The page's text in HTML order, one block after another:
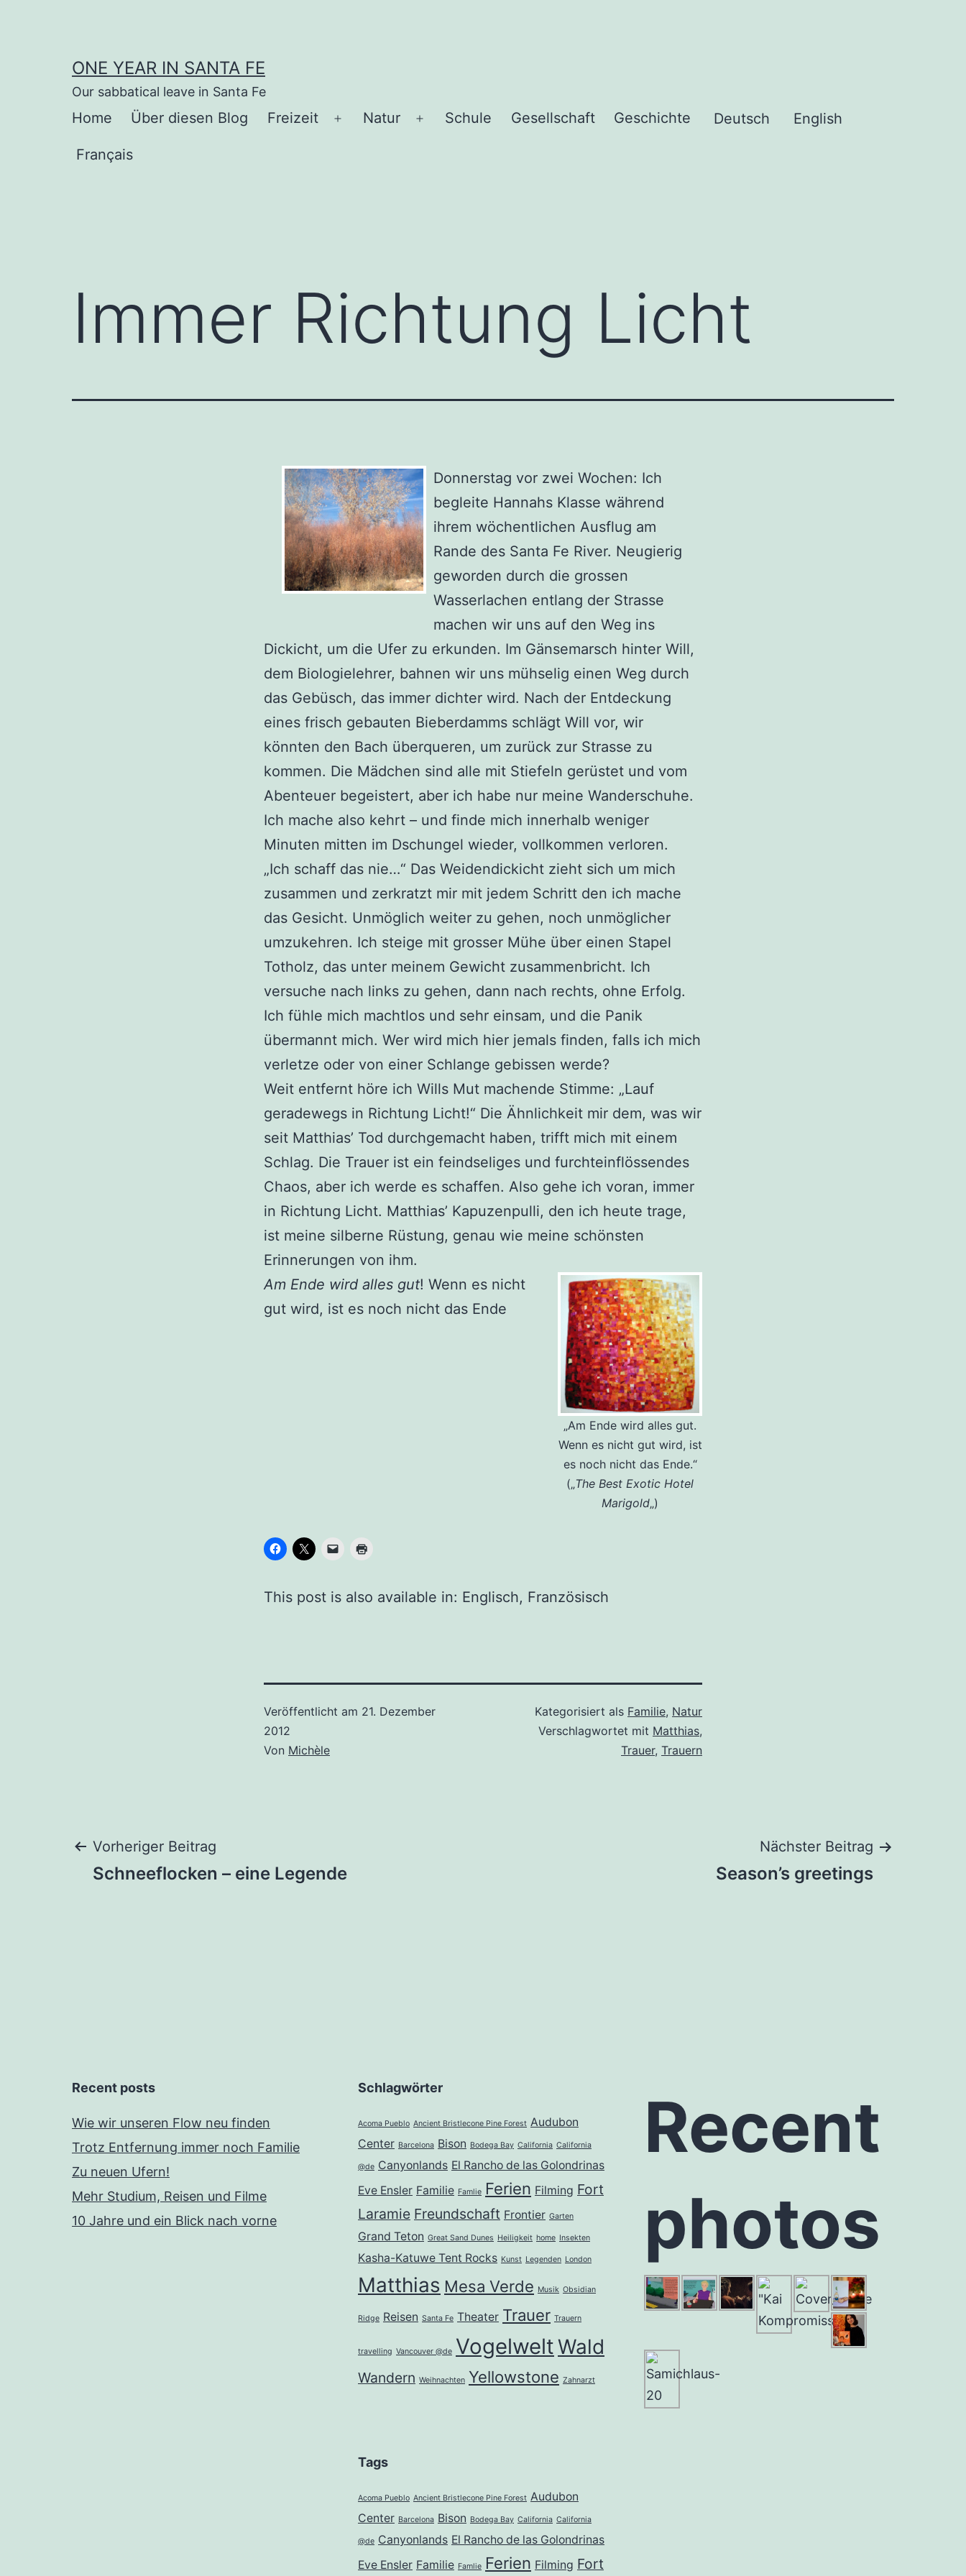
ONE YEAR IN SANTA FE
Our sabbatical leave in Santa Fe
Home Über diesen Blog Freizeit
Menü
Natur
Menü
Schule Gesellschaft Geschichte Deutsch English
Français
Immer Richtung Licht
Donnerstag vor zwei Wochen: Ich
begleite Hannahs Klasse während
ihrem wöchentlichen Ausflug am
Rande des Santa Fe River. Neugierig
geworden durch die grossen
Wasserlachen entlang der Strasse
machen wir uns auf den Weg ins
Dickicht, um die Ufer zu erkunden. Im Gänsemarsch hinter Will,
dem Biologielehrer, bahnen wir uns mühselig einen Weg durch
das Gebüsch, das immer dichter wird. Nach der Entdeckung
eines frisch gebauten Bieberdamms schlägt Will vor, wir
könnten den Bach überqueren, um zurück zur Strasse zu
kommen. Die Mädchen sind alle mit Stiefeln gerüstet und vom
Abenteuer begeistert, aber ich habe nur meine Wanderschuhe.
Ich mache also kehrt – und finde mich innerhalb weniger
Minuten mitten im Dschungel wieder, vollkommen verloren.
„Ich schaff das nie…“ Das Weidendickicht zieht sich um mich
zusammen und zerkratzt mir mit jedem Schritt den ich mache
das Gesicht. Unmöglich weiter zu gehen, noch unmöglicher
umzukehren. Ich steige mit grosser Mühe über einen Stapel
Totholz, das unter meinem Gewicht zusammenbricht. Ich
versuche nach links zu gehen, dann nach rechts, ohne Erfolg.
Ich fühle mich machtlos und sehr einsam, und die Panik
übermannt mich. Wer wird mich hier jemals finden, falls ich mich
verletze oder von einer Schlange gebissen werde?
Weit entfernt höre ich Wills Mut machende Stimme: „Lauf
geradewegs in Richtung Licht!“ Die Ähnlichkeit mir dem, was wir
seit Matthias’ Tod durchgemacht haben, trifft mich mit einem
Schlag. Die Trauer ist ein feindseliges und furchteinflössendes
Chaos, aber ich werde es schaffen. Also gehe ich voran, immer
in Richtung Licht. Matthias’ Kapuzenpulli, den ich heute trage,
ist meine silberne Rüstung, genau wie meine schönsten
Erinnerungen von ihm.
„Am Ende wird alles gut.
Wenn es nicht gut wird, ist
es noch nicht das Ende.“
(„The Best Exotic Hotel
Marigold„)
Am Ende wird alles gut! Wenn es nicht
gut wird, ist es noch nicht das Ende
This post is also available in: Englisch Französisch
Veröffentlicht am 21. Dezember
2012
Von Michèle
Kategorisiert als Familie, Natur
Verschlagwortet mit Matthias,
Trauer, Trauern
Beitragsnavigation
Vorheriger Beitrag
Schneeflocken – eine Legende
Nächster Beitrag
Season’s greetings
Recent posts
Wie wir unseren Flow neu finden
Trotz Entfernung immer noch Familie
Zu neuen Ufern!
Mehr Studium, Reisen und Filme
10 Jahre und ein Blick nach vorne
Schlagwörter
Acoma Pueblo Ancient Bristlecone Pine Forest Audubon
Center Barcelona Bison Bodega Bay California California
@de Canyonlands El Rancho de las Golondrinas
Eve Ensler Familie Famlie Ferien Filming Fort
Laramie Freundschaft Frontier Garten
Grand Teton Great Sand Dunes Heiligkeit home Insekten
Kasha-Katuwe Tent Rocks Kunst Legenden London
Matthias Mesa Verde Musik Obsidian
Ridge Reisen Santa Fe Theater Trauer Trauern
travelling Vancouver @de VogelweltWald
Wandern Weihnachten Yellowstone Zahnarzt
Recent
photos
Tags
Acoma Pueblo Ancient Bristlecone Pine Forest Audubon
Center Barcelona Bison Bodega Bay California California
@de Canyonlands El Rancho de las Golondrinas
Eve Ensler Familie Famlie Ferien Filming Fort